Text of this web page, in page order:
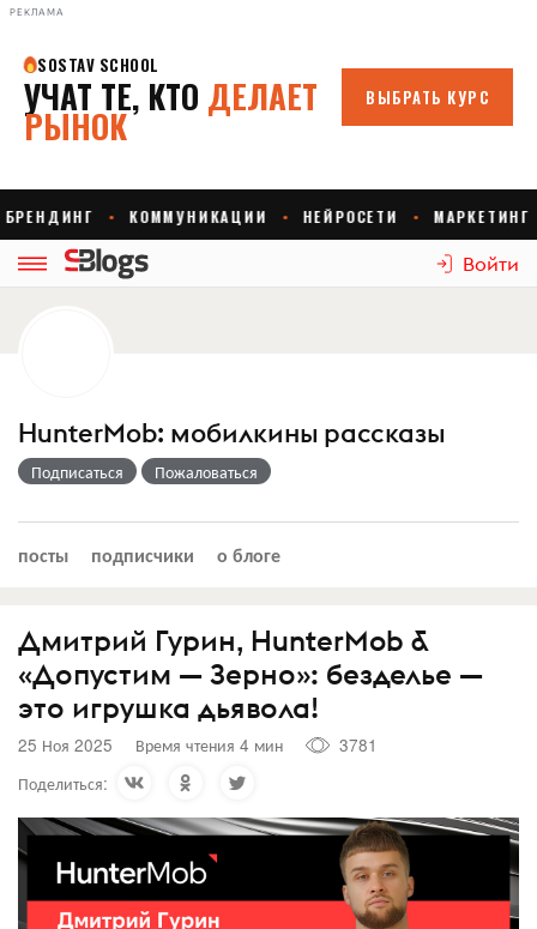
РЕКЛАМА
Войти
HunterMob: мобилкины рассказы
Подписаться Пожаловаться
посты подписчики о блоге
Дмитрий Гурин, HunterMob &
«Допустим — Зерно»: безделье —
это игрушка дьявола!
25 Ноя 2025 Время чтения 4 мин
3781
Поделиться: